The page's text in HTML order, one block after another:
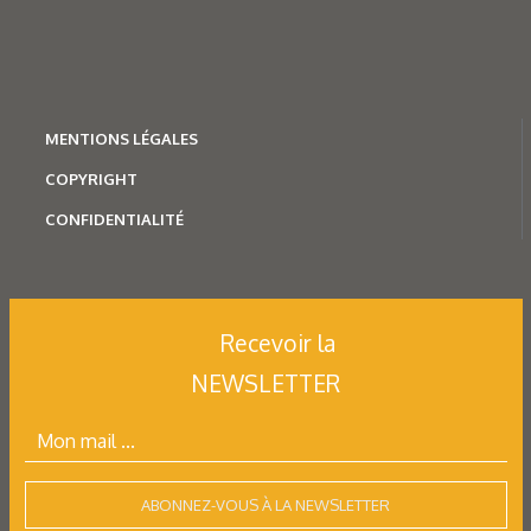
Une gamme modulaire
pour les entraînements
propose de multiples combinaisons de moteurs,
de réducteurs et de composants électroniques…
MENTIONS LÉGALES
COPYRIGHT
CONFIDENTIALITÉ
Recevoir la
NEWSLETTER
ABONNEZ-VOUS À LA NEWSLETTER